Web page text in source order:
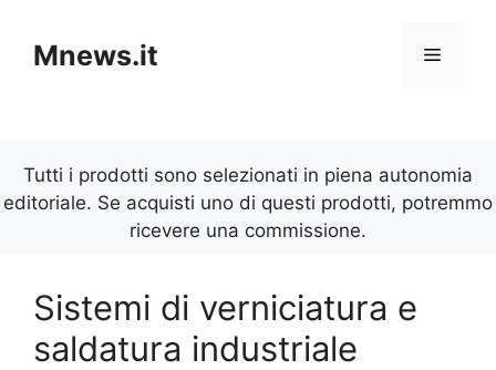
contenuto
Mnews.it Menu
Tutti i prodotti sono selezionati in piena autonomia
editoriale. Se acquisti uno di questi prodotti, potremmo
ricevere una commissione.
Sistemi di verniciatura e
saldatura industriale